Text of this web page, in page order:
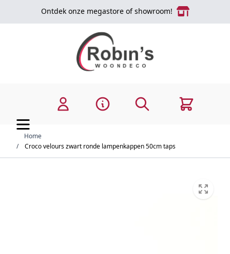
Ga naar de inhoudOntdek onze megastore of showroom!
Zoek Cart
Home
/
Croco velours zwart ronde lampenkappen 50cm taps